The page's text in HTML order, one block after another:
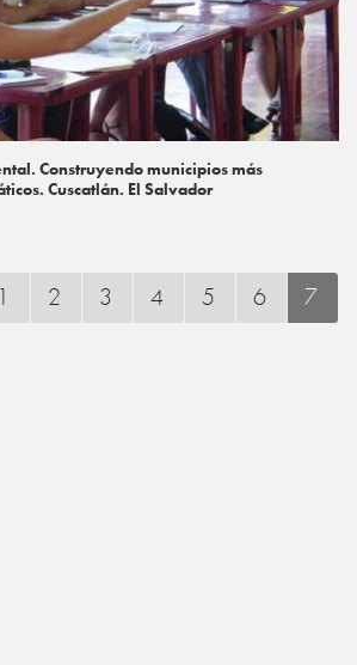
Construyendo municipios más
Cuscatlán. El Salvador
1 2 3 4 5 6 7